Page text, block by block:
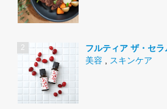
フルティア ザ・セラ
美容
スキンケア